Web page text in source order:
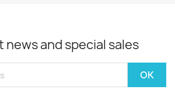
news and special sales